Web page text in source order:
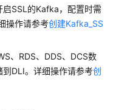
启SSL的Kafka，配置时需
操作请参考创建Kafka_SS
、RDS、DDS、DCS数
DLI。详细操作请参考创